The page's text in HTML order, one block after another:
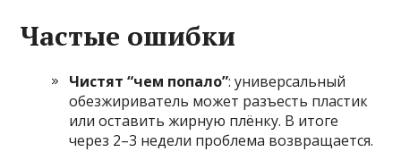
Частые ошибки
Чистят “чем попало”: универсальный
обезжириватель может разъесть пластик
или оставить жирную плёнку. В итоге
через 2–3 недели проблема возвращается.